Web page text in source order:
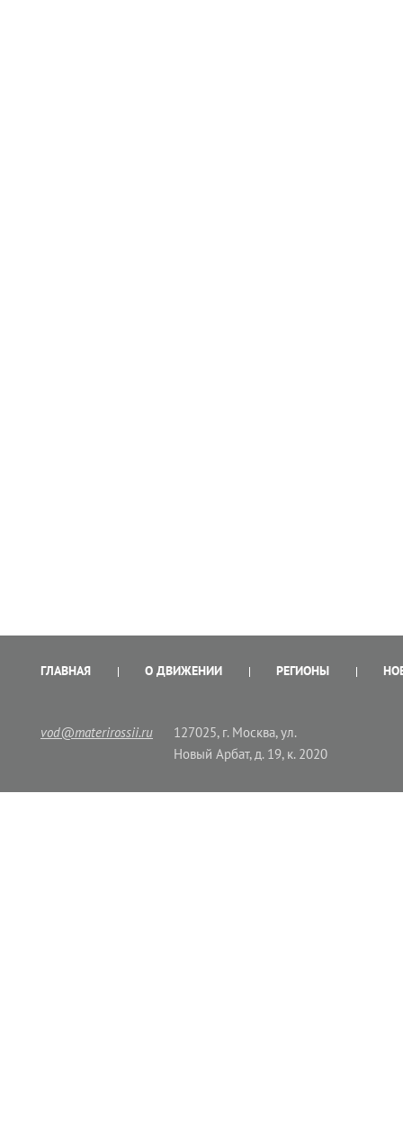
ГЛАВНАЯ О ДВИЖЕНИИ РЕГИОНЫ
vod@materirossii.ru
127025, г. Москва, ул.
Новый Арбат, д. 19, к. 2020